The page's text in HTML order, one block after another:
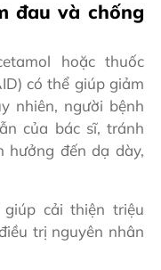
đau và chống
hoặc thuốc
có thể giúp giảm
nhiên, người bệnh
của bác sĩ, tránh
hưởng đến dạ dày,
cải thiện triệu
trị nguyên nhân